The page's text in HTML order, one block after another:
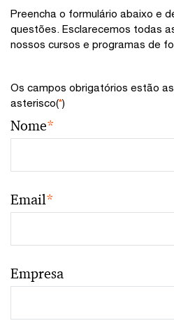
Preencha o formulário abaixo e
questões. Esclarecemos todas
nossos cursos e programas de
Os campos obrigatórios estão
asterisco(*)
Nome*
Email*
Empresa